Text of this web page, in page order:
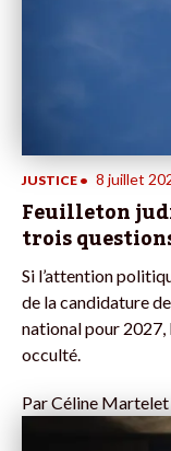
JUSTICE • 8 juillet
Feuilleton
trois
Si l’attention
de la candidature
national pour 2027,
occulté.
ParCéline Martelet